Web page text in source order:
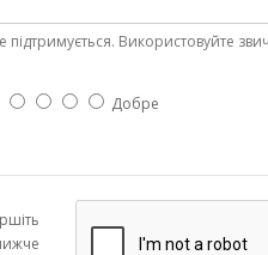
підтримується. Використовуйте
Добре